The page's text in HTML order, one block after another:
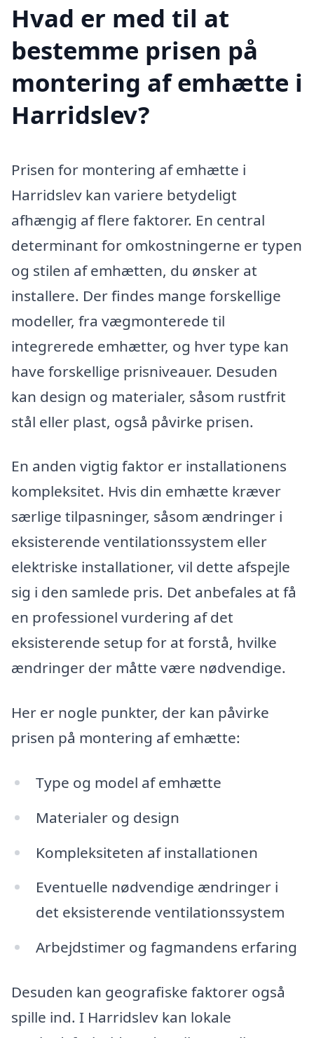
Hvad er med til at
bestemme prisen på
montering af emhætte i
Harridslev?
Prisen for montering af emhætte i
Harridslev kan variere betydeligt
afhængig af flere faktorer. En central
determinant for omkostningerne er typen
og stilen af emhætten, du ønsker at
installere. Der findes mange forskellige
modeller, fra vægmonterede til
integrerede emhætter, og hver type kan
have forskellige prisniveauer. Desuden
kan design og materialer, såsom rustfrit
stål eller plast, også påvirke prisen.
En anden vigtig faktor er installationens
kompleksitet. Hvis din emhætte kræver
særlige tilpasninger, såsom ændringer i
eksisterende ventilationssystem eller
elektriske installationer, vil dette afspejle
sig i den samlede pris. Det anbefales at få
en professionel vurdering af det
eksisterende setup for at forstå, hvilke
ændringer der måtte være nødvendige.
Her er nogle punkter, der kan påvirke
prisen på montering af emhætte:
Type og model af emhætte
Materialer og design
Kompleksiteten af installationen
Eventuelle nødvendige ændringer i
det eksisterende ventilationssystem
Arbejdstimer og fagmandens erfaring
Desuden kan geografiske faktorer også
spille ind. I Harridslev kan lokale